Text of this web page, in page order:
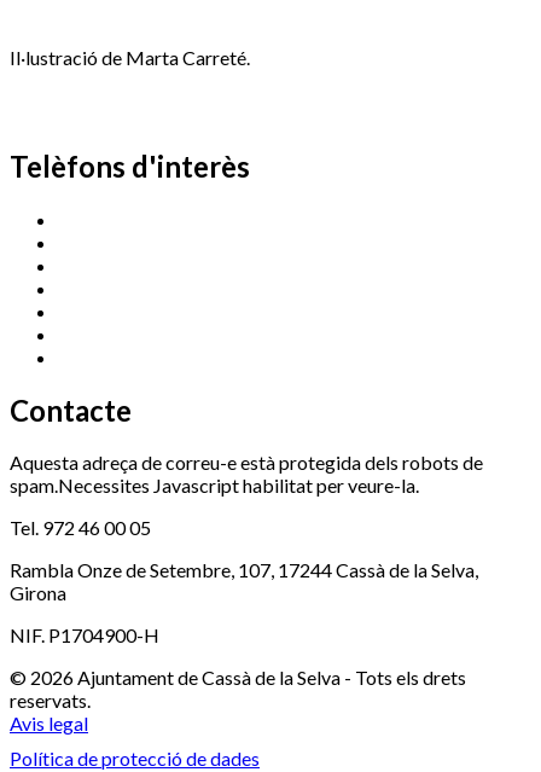
Il·lustració de Marta Carreté.
Telèfons d'interès
Contacte
Aquesta adreça de correu-e està protegida dels robots de
spam.Necessites Javascript habilitat per veure-la.
Tel. 972 46 00 05
Rambla Onze de Setembre, 107, 17244 Cassà de la Selva,
Girona
NIF. P1704900-H
© 2026 Ajuntament de Cassà de la Selva - Tots els drets
reservats.
Avis legal
Política de protecció de dades